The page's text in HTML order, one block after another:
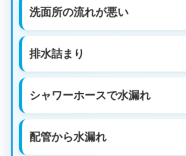
洗面所の流れが悪い
排水詰まり
シャワーホースで水漏れ
配管から水漏れ